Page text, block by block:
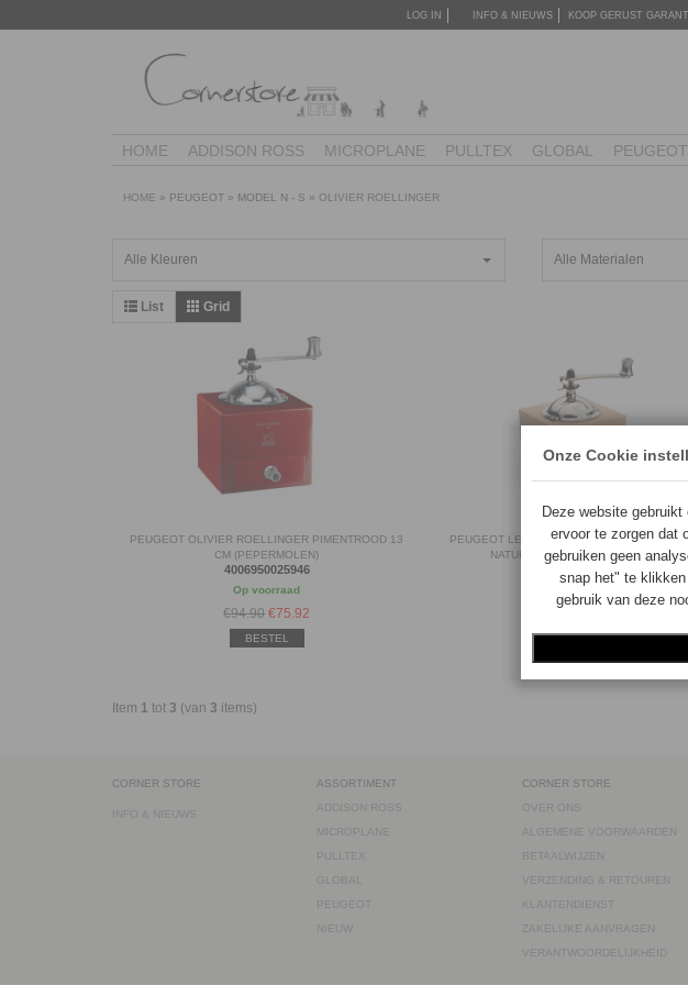
LOG IN INFO & NIEUWS KOOP GERUST
HOME ADDISON ROSS MICROPLANE PULLTEX GLOBAL PEUGEOT
HOME » PEUGEOT » MODEL N - S » OLIVIER ROELLINGER
Alle Kleuren Alle Materialen
List Grid
PEUGEOT OLIVIER ROELLINGER PIMENTROOD 13
CM (PEPERMOLEN)
4006950025946
Op voorraad
€94.90 €75.92
BESTEL
PEUGEOT LE MOULIN D'OLIVIER
NATUREL 13CM (PEPERMOLEN)
4006950043407
Op voorraad
BESTEL
Item 1 tot 3 (van 3 items)
CORNER STORE
INFO & NIEUWS
ASSORTIMENT
ADDISON ROSS
MICROPLANE
PULLTEX
GLOBAL
PEUGEOT
NIEUW
CORNER STORE
OVER ONS
ALGEMENE VOORWAARDEN
BETAALWIJZEN
VERZENDING & RETOUREN
KLANTENDIENST
ZAKELIJKE AANVRAGEN
VERANTWOORDELIJKHEID